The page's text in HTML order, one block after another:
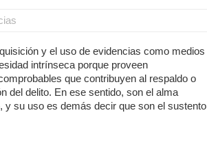
y el uso de evidencias como medios
intrínseca porque proveen
que contribuyen al respaldo o
del delito. En ese sentido, son el alma
y su uso es demás decir que son el sustento